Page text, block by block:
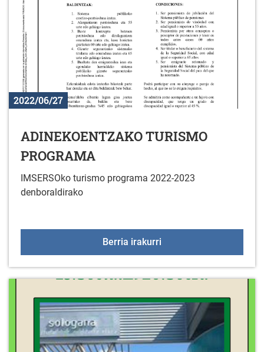
2022/06/27
ADINEKOENTZAKO TURISMO
PROGRAMA
IMSERSOko turismo programa 2022-2023
denboraldirako
Berria irakurri